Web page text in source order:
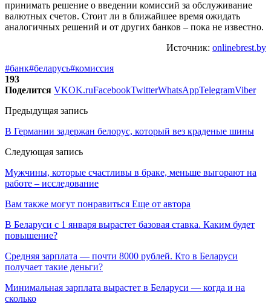
принимать решение о введении комиссий за обслуживание
валютных счетов. Стоит ли в ближайшее время ожидать
аналогичных решений и от других банков – пока не известно.
Источник: onlinebrest.by
#банк#беларусь#комиссия
193
Поделится VKOK.ruFacebookTwitterWhatsAppTelegramViber
Предыдущая запись
В Германии задержан белорус, который вез краденые шины
Следующая запись
Мужчины, которые счастливы в браке, меньше выгорают на
работе – исследование
Вам также могут понравиться Еще от автора
В Беларуси с 1 января вырастет базовая ставка. Каким будет
повышение?
Средняя зарплата — почти 8000 рублей. Кто в Беларуси
получает такие деньги?
Минимальная зарплата вырастет в Беларуси — когда и на
сколько